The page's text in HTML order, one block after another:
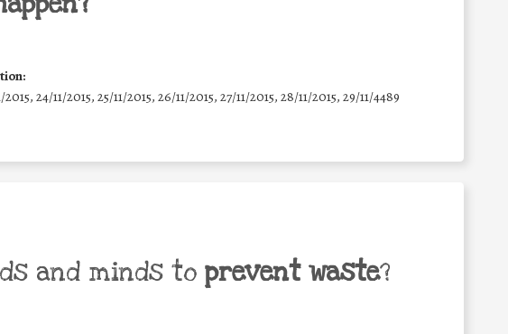
2015, 24/11/2015, 25/11/2015, 26/11/2015, 27/11/2015, 28/11/2015, 29/11/4489
and minds to prevent waste?